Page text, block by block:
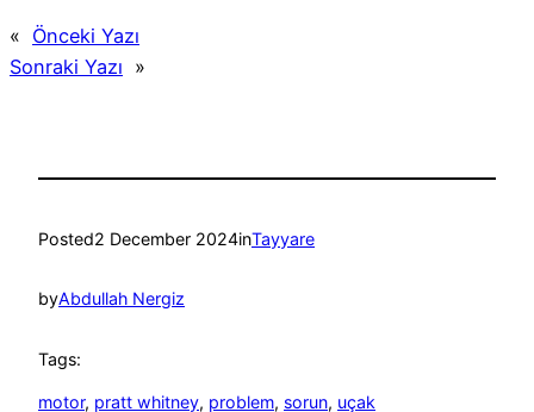
« Önceki Yazı
Sonraki Yazı »
Posted2 December 2024inTayyare
byAbdullah Nergiz
Tags:
motor, pratt whitney, problem, sorun, uçak